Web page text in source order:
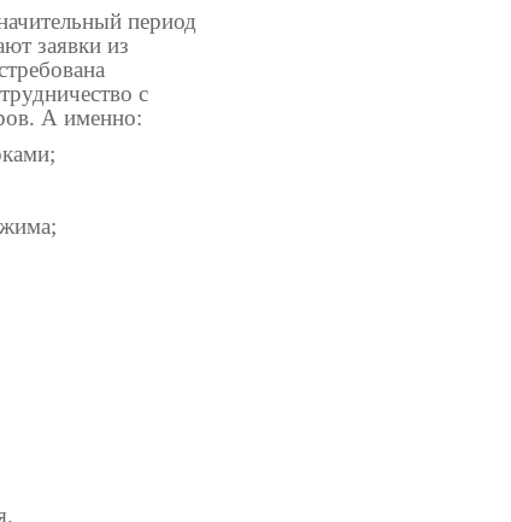
период
заявки из
с
А именно: